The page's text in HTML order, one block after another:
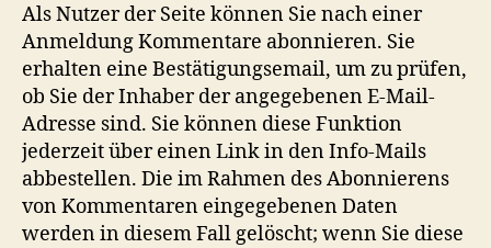
Als Nutzer der Seite können Sie nach einer
Anmeldung Kommentare abonnieren. Sie
erhalten eine Bestätigungsemail, um zu prüfen,
ob Sie der Inhaber der angegebenen E-Mail-
Adresse sind. Sie können diese Funktion
jederzeit über einen Link in den Info-Mails
abbestellen. Die im Rahmen des Abonnierens
von Kommentaren eingegebenen Daten
werden in diesem Fall gelöscht; wenn Sie diese